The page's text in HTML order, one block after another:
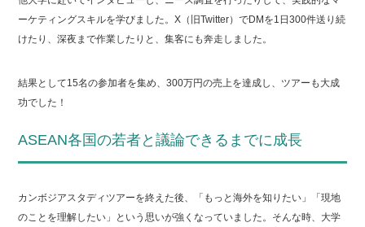
ーケティングスキルを学びました。X（旧Twitter）でDMを1日300件送り続
けたり、深夜まで作業したりと、集客にも奔走しました。
結果として15名の参加者を集め、300万円の売上を達成し、ツアーも大成
功でした！
ASEAN各国の若者と議論できるまでに成長
カンボジアスタディツアーを終えた後、「もっと海外を知りたい」「現地
のことを理解したい」という思いが強くなっていました。そんな時、大学